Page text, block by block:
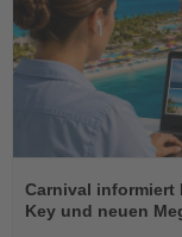
Sie
die
Nachrichten
Carnival informiert
Key und neuen